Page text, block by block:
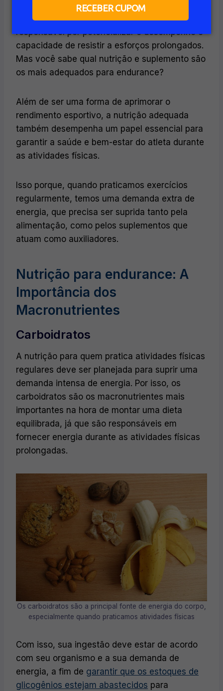
RECEBER CUPOM
para atletas de endurance como ciclistas,
triatletas e corredores. Afinal, é a nutrição a
responsável por potencializar o desempenho e
capacidade de resistir a esforços prolongados.
Mas você sabe qual nutrição e suplemento são
os mais adequados para endurance?
Além de ser uma forma de aprimorar o
rendimento esportivo, a nutrição adequada
também desempenha um papel essencial para
garantir a saúde e bem-estar do atleta durante
as atividades físicas.
Isso porque, quando praticamos exercícios
regularmente, temos uma demanda extra de
energia, que precisa ser suprida tanto pela
alimentação, como pelos suplementos que
atuam como auxiliadores.
Nutrição para endurance: A
Importância dos
Macronutrientes
Carboidratos
A nutrição para quem pratica atividades físicas
regulares deve ser planejada para suprir uma
demanda intensa de energia. Por isso, os
carboidratos são os macronutrientes mais
importantes na hora de montar uma dieta
equilibrada, já que são responsáveis em
fornecer energia durante as atividades físicas
prolongadas.
Os carboidratos são a principal fonte de energia do corpo,
especialmente quando praticamos atividades físicas
Com isso, sua ingestão deve estar de acordo
com seu organismo e a sua demanda de
energia, a fim de garantir que os estoques de
glicogênios estejam abastecidos para